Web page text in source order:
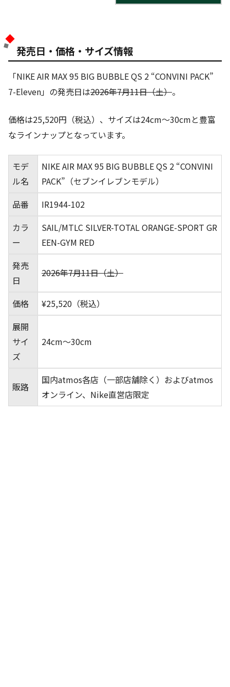
発売日・価格・サイズ情報
「NIKE AIR MAX 95 BIG BUBBLE QS 2 “CONVINI PACK”
7-Eleven」の発売日は2026年7月11日（土）。
価格は25,520円（税込）、サイズは24cm～30cmと豊富
なラインナップとなっています。
モデ
ル名
NIKE AIR MAX 95 BIG BUBBLE QS 2 “CONVINI
PACK”（セブンイレブンモデル）
品番
IR1944-102
カラ
ー
SAIL/MTLC SILVER-TOTAL ORANGE-SPORT GR
EEN-GYM RED
発売
日
2026年7月11日（土）
価格
¥25,520（税込）
展開
サイ
ズ
24cm～30cm
販路
国内atmos各店（一部店舗除く）およびatmos
オンライン、Nike直営店限定